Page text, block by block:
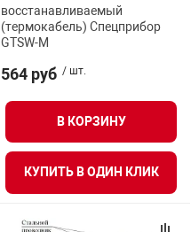
восстанавливаемый
(термокабель) Спецприбор
GTSW-M
564 руб / шт.
В КОРЗИНУ
КУПИТЬ В ОДИН КЛИК